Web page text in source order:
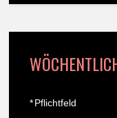
*Pflichtfeld